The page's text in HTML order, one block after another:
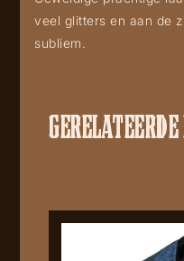
veel glitters en aan de
subliem.